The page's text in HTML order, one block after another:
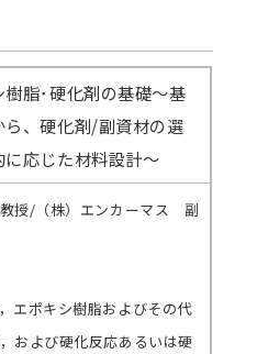
樹脂･硬化剤の基礎～基
ら、硬化剤/副資材の選
に応じた材料設計～
授/（株）エンカーマス 副
エポキシ樹脂およびその代
および硬化反応あるいは硬